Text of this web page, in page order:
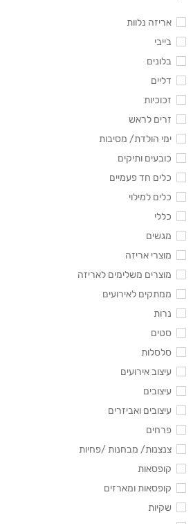
אריזה נלוות
בייבי
בלונים
דליים
זכוכיות
זרים לראש
ימי הולדת/ מסיבות
כובעים ותיקים
כלים חד פעמיים
כלים למילוי
כללי
מגשים
מוצרי אריזה
מוצרים משלימים לאריזה
ממתקים לאירועים
נרות
סטים
סלסלות
עיצוב אירועים
עיצובים
עיצובים ואביזרים
פרחים
צנצנות/ מבחנות /פחיות
קופסאות
קופסאות ומארזים
שקיות